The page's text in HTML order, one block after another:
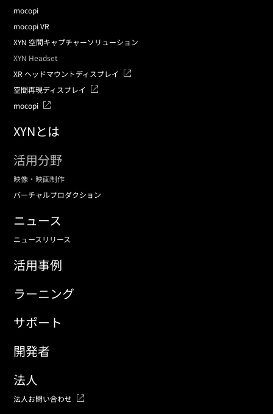
mocopi
mocopi VR
XYN 空間キャプチャーソリューション
XYN Headset
XR ヘッドマウントディスプレイ
空間再現ディスプレイ
mocopi
XYNとは
活用分野
映像・映画制作
バーチャルプロダクション
ニュース
ニュースリリース
活用事例
ラーニング
サポート
開発者
法人
法人お問い合わせ